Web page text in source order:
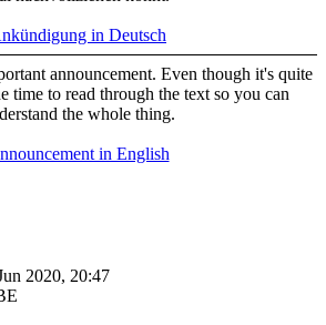
in Deutsch
announcement. Even though it's quite
time to read through the text so you can
the whole thing.
in English
2020, 20:47